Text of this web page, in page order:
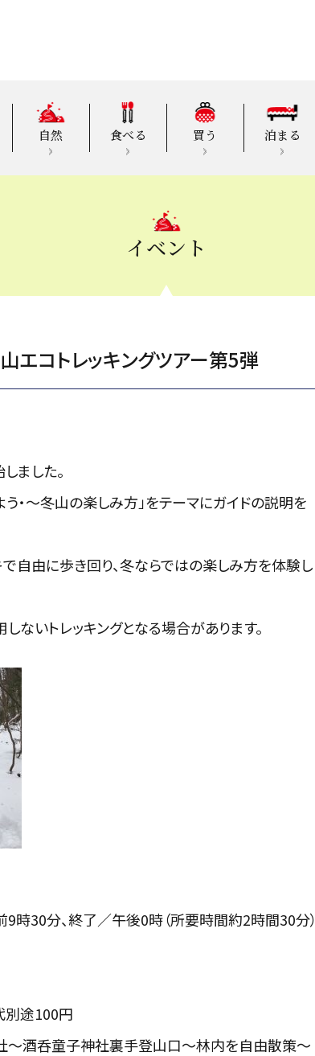
自然 食べる 買う 泊まる
イベント
エコトレッキングツアー第5弾
ました。
・～冬山の楽しみ方」をテーマにガイドの説明を
自由に歩き回り、冬ならではの楽しみ方を体験し
ないトレッキングとなる場合があります。
時30分、終了／午後0時（所要時間約2時間30分）
別途100円
～酒呑童子神社裏手登山口～林内を自由散策～